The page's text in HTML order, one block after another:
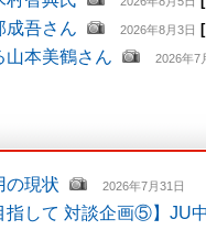
成吾さん 2026年8月3日 [
山本美鶴さん 2026年7
の現状 2026年7月31日
指して 対談企画⑤】JU